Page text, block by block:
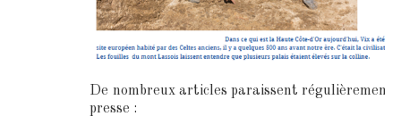
De nombreux articles paraissent régulièrement
presse :